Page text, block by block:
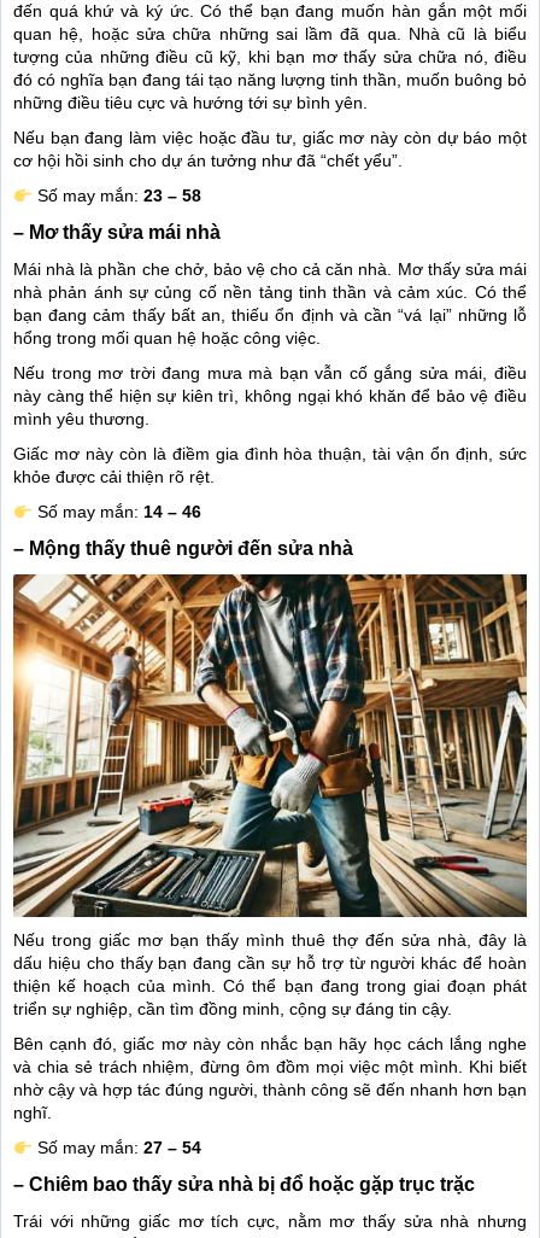
đến quá khứ và ký ức. Có thể bạn đang muốn hàn gắn một mối
quan hệ, hoặc sửa chữa những sai lầm đã qua. Nhà cũ là biểu
tượng của những điều cũ kỹ, khi bạn mơ thấy sửa chữa nó, điều
đó có nghĩa bạn đang tái tạo năng lượng tinh thần, muốn buông bỏ
những điều tiêu cực và hướng tới sự bình yên.
Nếu bạn đang làm việc hoặc đầu tư, giấc mơ này còn dự báo một
cơ hội hồi sinh cho dự án tưởng như đã “chết yểu”.
Số may mắn: 23 – 58
– Mơ thấy sửa mái nhà
Mái nhà là phần che chở, bảo vệ cho cả căn nhà. Mơ thấy sửa mái
nhà phản ánh sự củng cố nền tảng tinh thần và cảm xúc. Có thể
bạn đang cảm thấy bất an, thiếu ổn định và cần “vá lại” những lỗ
hổng trong mối quan hệ hoặc công việc.
Nếu trong mơ trời đang mưa mà bạn vẫn cố gắng sửa mái, điều
này càng thể hiện sự kiên trì, không ngại khó khăn để bảo vệ điều
mình yêu thương.
Giấc mơ này còn là điềm gia đình hòa thuận, tài vận ổn định, sức
khỏe được cải thiện rõ rệt.
Số may mắn: 14 – 46
– Mộng thấy thuê người đến sửa nhà
Nếu trong giấc mơ bạn thấy mình thuê thợ đến sửa nhà, đây là
dấu hiệu cho thấy bạn đang cần sự hỗ trợ từ người khác để hoàn
thiện kế hoạch của mình. Có thể bạn đang trong giai đoạn phát
triển sự nghiệp, cần tìm đồng minh, cộng sự đáng tin cậy.
Bên cạnh đó, giấc mơ này còn nhắc bạn hãy học cách lắng nghe
và chia sẻ trách nhiệm, đừng ôm đồm mọi việc một mình. Khi biết
nhờ cậy và hợp tác đúng người, thành công sẽ đến nhanh hơn bạn
nghĩ.
Số may mắn: 27 – 54
– Chiêm bao thấy sửa nhà bị đổ hoặc gặp trục trặc
Trái với những giấc mơ tích cực, nằm mơ thấy sửa nhà nhưng